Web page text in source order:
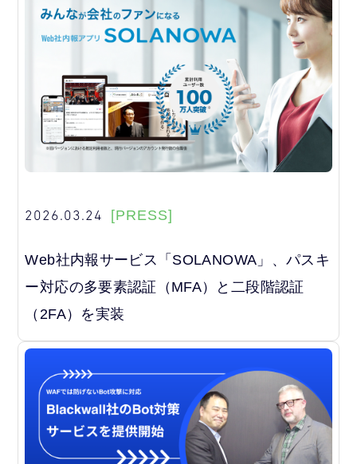
2026.03.24 [PRESS]
Web社内報サービス「SOLANOWA」、パスキ
ー対応の多要素認証（MFA）と二段階認証
（2FA）を実装